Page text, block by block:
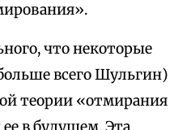
что некоторые
всего Шульгин)
теории «отмирания